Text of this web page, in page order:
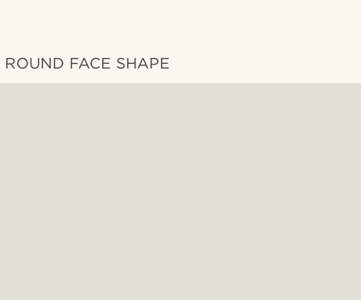
ROUND FACE SHAPE